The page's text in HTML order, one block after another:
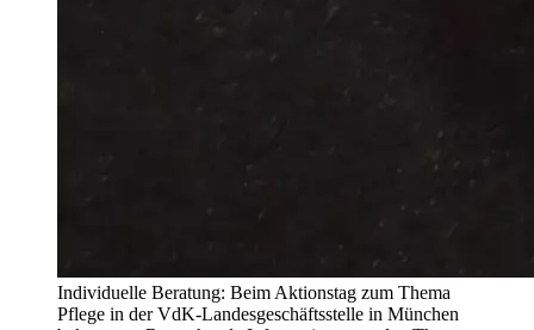
Individuelle Beratung: Beim Aktionstag zum Thema
Pflege in der VdK-Landesgeschäftsstelle in München